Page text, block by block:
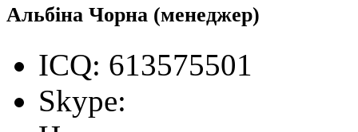
Альбіна Чорна (менеджер)
ICQ: 613575501
Skype: